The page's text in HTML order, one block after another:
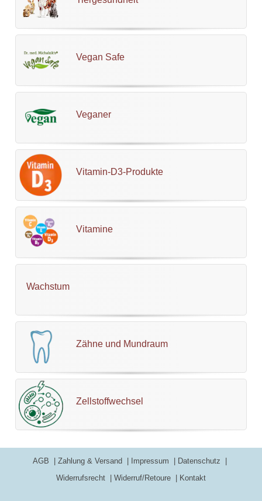
Vegan Safe
Veganer
Vitamin-D3-Produkte
Vitamine
Wachstum
Zähne und Mundraum
Zellstoffwechsel
AGB Zahlung & Versand Impressum
Datenschutz
Widerrufsrecht
Widerruf/Retoure Kontakt